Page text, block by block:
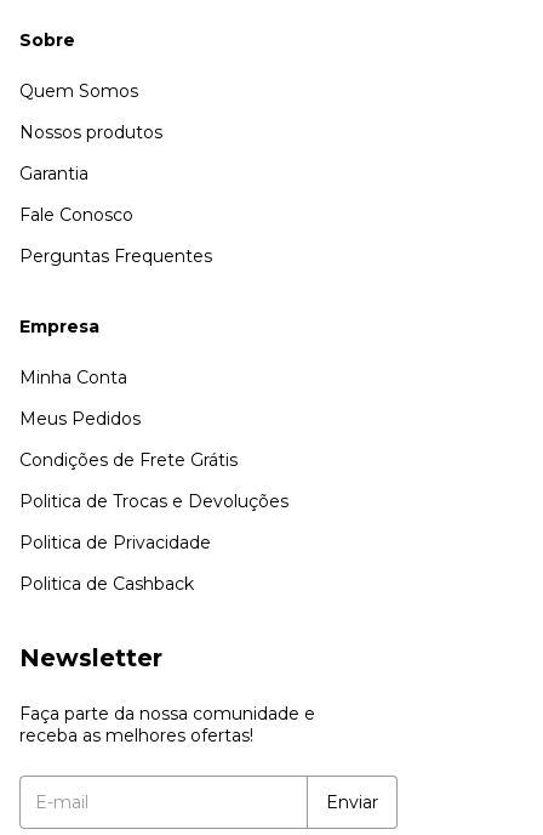
Sobre
Quem Somos
Nossos produtos
Garantia
Fale Conosco
Perguntas Frequentes
Empresa
Minha Conta
Meus Pedidos
Condições de Frete Grátis
Politica de Trocas e Devoluções
Politica de Privacidade
Politica de Cashback
Newsletter
Faça parte da nossa comunidade e
receba as melhores ofertas!